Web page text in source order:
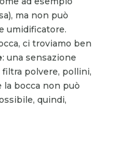
ma non può
umidificatore.
ci troviamo ben
: una sensazione
polvere, pollini,
bocca non può
quindi,